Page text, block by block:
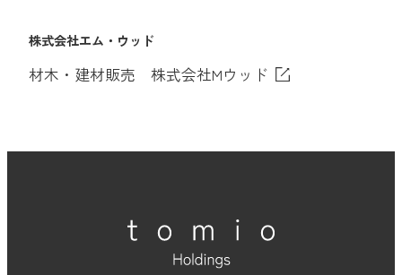
株式会社エム・ウッド
材木・建材販売 株式会社Mウッド